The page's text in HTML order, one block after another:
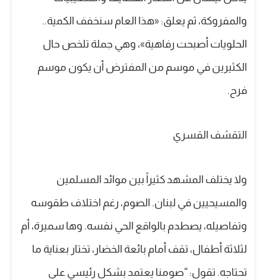
والمفروكة، ثم يعلق: «هذا العام سنخفف الكمية..
الحلويات أصبحت رفاهية»، وهي جملة تلخص حال
الكثيرين في موسم من المفترض أن يكون موسم
فرح.
التقشف القسري
ولا يختلف المشهد كثيراً بين موائد المسلمين
والمسيحيين في لبنان. الصوم، رغم اختلاف طقوسه
وتفاصيله، يصطدم بالواقع الحي نفسه. وها سميرة، أم
لثلاثة أطفال، تقف أمام بائعة الخضار، تختار بعناية ما
تحتاجه. تقول: “صومنا يعتمد بشكل رئيسي على